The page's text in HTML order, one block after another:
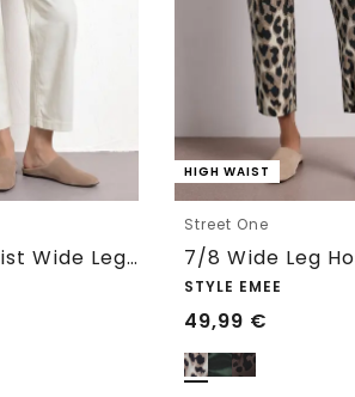
7/8 High Waist Wide Leg Jeans im Loose Fit
HIGH WAIST
Street One
STYLE EMEE
49,99 €